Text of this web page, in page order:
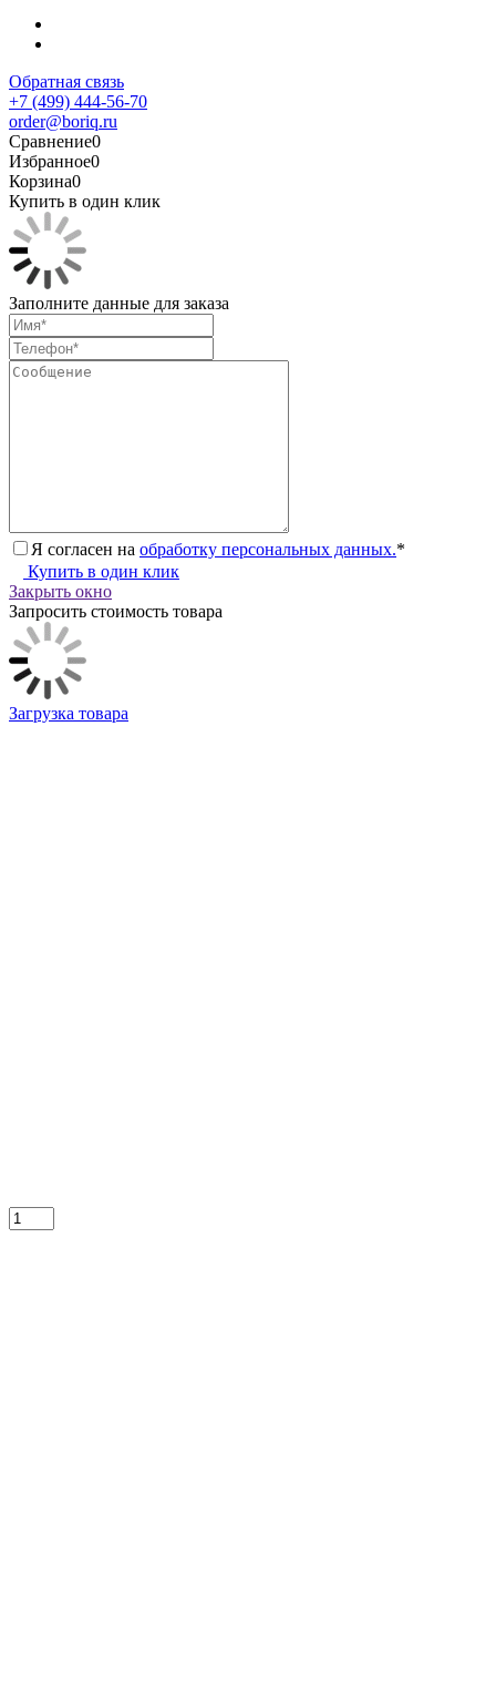
Обратная связь
+7 (499) 444-56-70
order@boriq.ru
Сравнение0
Избранное0
Корзина0
Купить в один клик
Заполните данные для заказа
Я согласен на обработку персональных данных.*
Купить в один клик
Закрыть окно
Запросить стоимость товара
Загрузка товара